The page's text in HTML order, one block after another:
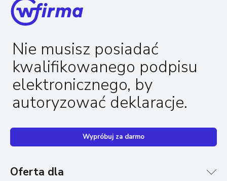
Nie musisz posiadać
kwalifikowanego podpisu
elektronicznego, by
autoryzować deklaracje.
Wypróbuj za darmo
Oferta dla